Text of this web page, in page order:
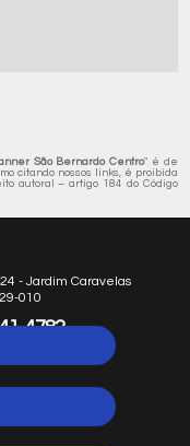
São Bernardo Centro" é de
citando nossos links, é proibida
autoral – artigo 184 do Código
- Jardim Caravelas
010
4782